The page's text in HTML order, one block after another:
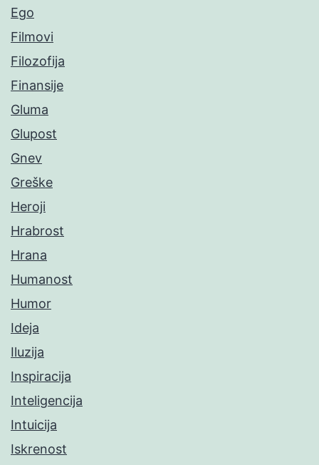
Ego
Filmovi
Filozofija
Finansije
Gluma
Glupost
Gnev
Greške
Heroji
Hrabrost
Hrana
Humanost
Humor
Ideja
Iluzija
Inspiracija
Inteligencija
Intuicija
Iskrenost